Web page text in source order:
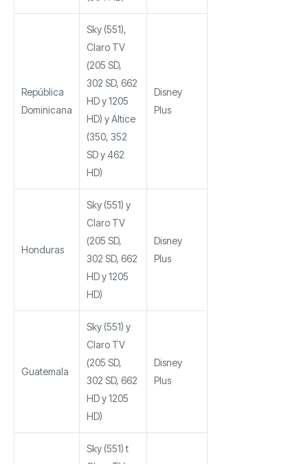
República
Dominicana
Sky (551),
Claro TV
(205 SD,
302 SD, 662
HD y 1205
HD) y Altice
(350, 352
SD y 462
HD)
Disney
Plus
Honduras
Sky (551) y
Claro TV
(205 SD,
302 SD, 662
HD y 1205
HD)
Disney
Plus
Guatemala
Sky (551) y
Claro TV
(205 SD,
302 SD, 662
HD y 1205
HD)
Disney
Plus
Sky (551) t